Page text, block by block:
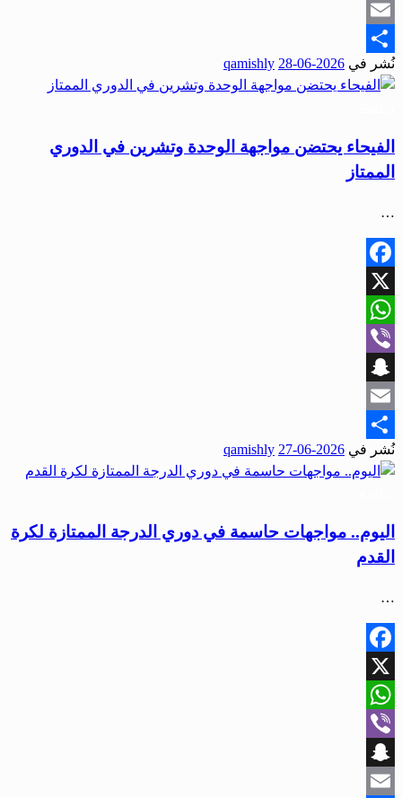
Snapchat
Email
Share
نُشر في 2026-06-28
qamishly
الفيحاء يحتضن مواجهة الوحدة وتشرين في الدوري
الممتاز
…
Facebook
X
WhatsApp
Viber
Snapchat
Email
Share
نُشر في 2026-06-27
qamishly
اليوم.. مواجهات حاسمة في دوري الدرجة الممتازة لكرة
القدم
…
Facebook
X
WhatsApp
Viber
Snapchat